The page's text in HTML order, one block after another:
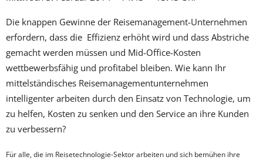
Die knappen Gewinne der Reisemanagement-Unternehmen
erfordern, dass die Effizienz erhöht wird und dass Abstriche
gemacht werden müssen und Mid-Office-Kosten
wettbewerbsfähig und profitabel bleiben. Wie kann Ihr
mittelständisches Reisemanagementunternehmen
intelligenter arbeiten durch den Einsatz von Technologie, um
zu helfen, Kosten zu senken und den Service an ihre Kunden
zu verbessern?
Für alle, die im Reisetechnologie-Sektor arbeiten und sich bemühen ihre